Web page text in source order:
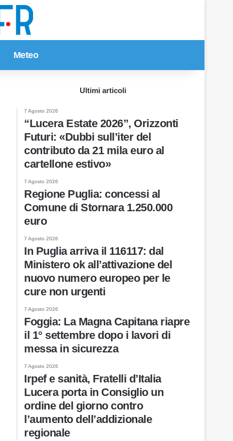
Meteo
Ultimi articoli
7 Agosto 2026
“Lucera Estate 2026”, Orizzonti
Futuri: «Dubbi sull’iter del
contributo da 21 mila euro al
cartellone estivo»
7 Agosto 2026
Regione Puglia: concessi al
Comune di Stornara 1.250.000
euro
7 Agosto 2026
In Puglia arriva il 116117: dal
Ministero ok all’attivazione del
nuovo numero europeo per le
cure non urgenti
7 Agosto 2026
Foggia: La Magna Capitana riapre
il 1° settembre dopo i lavori di
messa in sicurezza
7 Agosto 2026
Irpef e sanità, Fratelli d’Italia
Lucera porta in Consiglio un
ordine del giorno contro
l’aumento dell’addizionale
regionale